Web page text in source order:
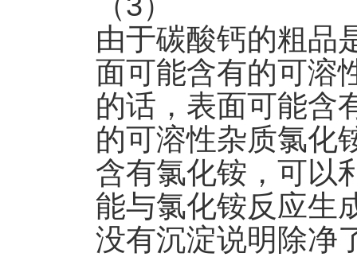
由于碳酸钙的粗品
面可能含有的可溶
的话，表面可能含
的可溶性杂质氯化
含有氯化铵， 可以
能与氯化铵反应生
没有沉淀说明除净